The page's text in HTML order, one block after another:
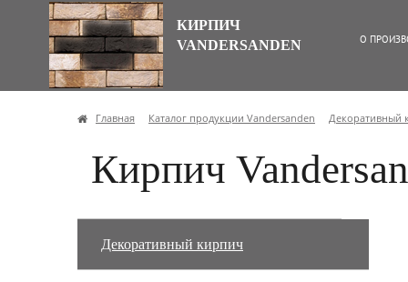
КИРПИЧ
VANDERSANDEN
О
Главная Каталог продукции Vandersanden Декоративный
Кирпич
Декоративный кирпич